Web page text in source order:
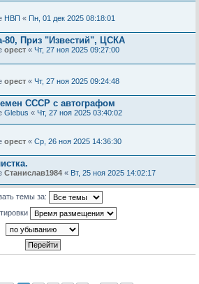
НВП « Пн, 01 дек 2025 08:18:01
Приз "Известий", ЦСКА
орест « Чт, 27 ноя 2025 09:27:00
орест « Чт, 27 ноя 2025 09:24:48
СССР с автографом
Glebus « Чт, 27 ноя 2025 03:40:02
орест « Ср, 26 ноя 2025 14:36:30
Станислав1984 « Вт, 25 ноя 2025 14:02:17
темы за: